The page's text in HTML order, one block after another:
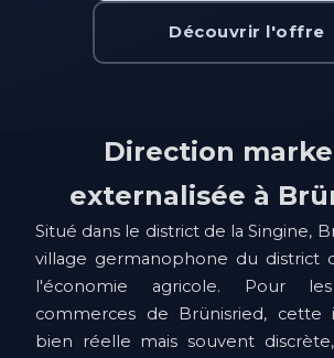
Découvrir l'offre
Direction
externalisée à
Situé dans le district de la Singine,
village germanophone du district
l'économie agricole. Pour
commerces de Brünisried, cette
bien réelle mais souvent